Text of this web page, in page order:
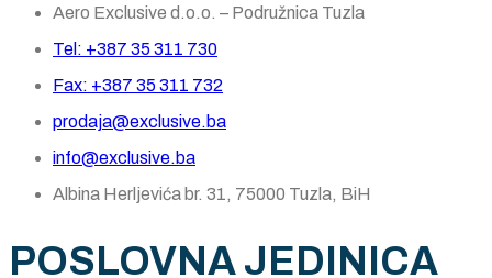
Aero Exclusive d.o.o. – Podružnica Tuzla
Tel: +387 35 311 730
Fax: +387 35 311 732
prodaja@exclusive.ba
info@exclusive.ba
Albina Herljevića br. 31, 75000 Tuzla, BiH
POSLOVNA JEDINICA